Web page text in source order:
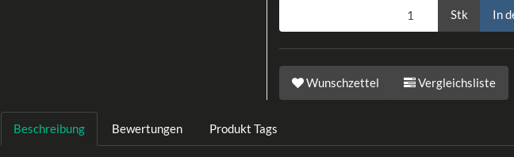
Stk In
Wunschzettel Vergleichsliste
Beschreibung Bewertungen Produkt Tags